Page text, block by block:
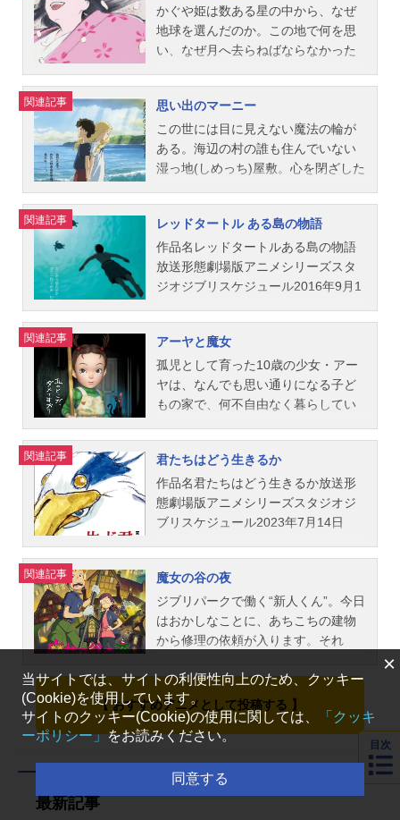
羽圭子音楽：寺嶋民哉プロデューサ
ー：鈴木敏夫作画演出：山下...
ケジュール2008年7月19日（土）キ
ャストポニョ：奈良柚莉愛（神月柚
莉愛）宗介：土井洋輝リサ：山口智
レ：天海祐希フジモト：所ジョージ
婦人：柊瑠美ポニョのいもうと達：
矢野顕子トキ：吉行和子ヨシエ：奈
良岡朋子カヨ：左時枝クミコ：平岡
映美...
だったが、アリエッティは翔に姿を
見られてしまう。「おまえは、家族
を危険にさらしているんだぞ」アリ
がみんなそんなに危険だとは思わな
いわ」アリエッティは、生来の好奇
心と向こう見ずな性格も手伝って、
次第に翔に近づいて行く。アリエッ
ティの家族に大きな事件が迫ってい
びゆく種族なのか!?作品名借りぐら
しのアリエッティ放送形態劇場版ア
ニメシリーズスタジオジブリスケジ
ュール2010年7月17日（土）【4...
争が起きていた。古いけれど、歴史
と思い出のつまった文化部部室の建
物、通称カルチェラタン。それを取
な事件の中で、海と俊は出会う。俊
はその建物を守ろうと学生たちに訴
える。海はその建物の良さを知って
もらおうと大掃除を提案する。徐々
に惹かれ合うふたりに、ある試練が
ら、はっきりそう言って」「俺たち
は兄妹ってことだ」「どうすればい
いの？」自分たちは兄妹かもしれな
い。それでも、ふたりは現実から逃
げずにまっすぐに進む。そして、戦
どう出会い、愛し、生きたかを知っ
ていく。そんな中で、ふたりが見出
した未来とは——。作品名コクリコ
坂から放送形態劇場版アニメシリー
ズス...
な時代をどう生きたのか？イタリア
のカプローニへの時空を超えた尊敬
と友情、後に神話と化した零戦の誕
別れ。この映画は、実在の人物、堀
越二郎の半生を描く──。堀越二郎と
堀辰雄に敬意を込めて。生きねば。
作品名風立ちぬ放送形態劇場版アニ
メシリーズスタジオジブリスケジュ
堀越二郎：庵野秀明里見菜穂子：瀧
本美織本庄：西島秀俊黒川：西村雅
彦カストルプ：スティーブン・アル
パート里見：風間杜夫二郎の母：竹
下景子堀越加代：志田未来服部：國
ニ：野村萬斎スタッフ監督：宮崎駿
脚本：宮崎駿音楽：久石譲主題歌
「ひこうき雲」荒井由実公開開始年
＆季節2013アニメ映画(C)2013二馬
力・GNDHDDTK『風立ちぬ』公式サ
かぐや姫は数ある星の中から、なぜ
地球を選んだのか。この地で何を思
い、なぜ月へ去らねばならなかった
て、罰とはいったい何だったのか―
―。作品名かぐや姫の物語放送形態
劇場版アニメシリーズスタジオジブ
リスケジュール2013年11月23日
（土）キャストかぐや姫：朝倉あき
裕司媼：宮本信子相模：高畑淳子女
童：田畑智子斎部秋田：立川志の輔
石作皇子：上川隆也阿部右大臣：伊
集院光大伴大納言：宇崎竜童石上中
納言：古城環御門：中村七之助車持
きの老人：仲代達矢スタッフ原案・
脚本・監督：高畑勲プロデューサ
ー：西村義明製作：氏家齊一郎製作
名代：大久保好男企画：鈴木敏夫原
作：『竹取物語』脚本：坂口理子音
督：小西賢一主題歌「いのちの記
憶」二階堂和美公開開始年＆季節201
3アニメ映画(C)2013畑事務所・GND
HDDTK『かぐや姫の物語』公式サイ
ト 「かぐや姫の物語」のグッズを探
関連記事
思い出のマーニー
この世には目に見えない魔法の輪が
ある。海辺の村の誰も住んでいない
湿っ地(しめっち)屋敷。心を閉ざした
窓に閉じ込められた金髪の少女・マ
ーニーだった。「わたしたちのこと
は秘密よ、永久に。」杏奈の身に
次々と起こる不思議な出来事。時を
越えた舞踏会。告白の森。崖の上の
の思い出が結ばれるとき、杏奈は思
いがけない“まるごとの愛”に包まれて
いく。あの入江で、わたしはあなた
を待っている。永久に――。あなた
のことが大すき。作品名思い出のマ
ズスタジオジブリスケジュール2014
年7月19日（土）キャスト杏奈：高月
彩良マーニー：有村架純頼子：松嶋
菜々子大岩清正：寺島進大岩セツ：
根岸季衣老婦人：森山良子ばあや：
スタッフ脚本・監督：米林宏昌プロ
デューサー：西村義明原作：ジョー
ン・Ｇ・ロビンソン 「思い出のマ
ーニー」（松野正子訳／岩波少年文
庫刊）脚本：丹羽圭子 安藤雅司
／徳間ジャパンコミュニケーション
ズ）公開開始年＆季節2014アニメ映
画(C)2014GNDHDDTK『思い出のマ
ーニー』公式サイト 「思い...
関連記事
レッドタートル ある島の物語
作品名レッドタートルある島の物語
放送形態劇場版アニメシリーズスタ
ジオジブリスケジュール2016年9月1
作：マイケル・デュドク・ドゥ・ヴ
ィット脚本：パスカル・フェラン製
作：鈴木敏夫 ヴァンサン・マラヴ
ァル パスカル・コシュトゥ グレ
ゴワール・ソルラ ベアトリス・モ
ューサー：高畑勲製作総指揮：ヴァ
レリー・シェルマン クリストフ・
ヤンコヴィッチプロダクションマネ
ージャー：タンギー・オリヴィエス
トーリーボード：マイケル・デュド
ヌ・ケレピキス音楽：ローラン・ペ
レス・デル・マールキャラクター開
発：マイケル・デュドク・ドゥ・ヴ
ィット エマ・マッキャン トニ・
マンギュアル・リヨベット カロリ
デュドク・ドゥ・ヴィット ジュリ
アン・ドゥ・マンアニメーションス
ーパーバイザー：ジャン＝クリスト
フ・リーレイアウトスーパーバイザ
ーバイザー：ジュリアン・ドゥ・マ
ンコンポジットスーパーバイザー：
関連記事
アーヤと魔女
孤児として育った10歳の少女・アー
ヤは、なんでも思い通りになる子ど
もの家で、何不自由なく暮らしてい
のは、ベラ・ヤーガと名乗るド派手
な女と、マンドレークという長身男
の怪しげな二人組。アーヤは、彼ら
の家に引き取られることになる。
「わたしは魔女だよ。あんたをつれ
らだ」「おばさんが私に魔法を教え
てくれるなら、おばさんの助手にな
ってあげる」魔法を教えてもらうこ
とを条件に、ベラ・ヤーガの助手と
して働き始めるアーヤ。でも、こき
教えてもらえない。生まれてはじめ
てまわりが自分の思い通りにならな
いアーヤは、魔法の秘密を知る使い
魔の黒猫・トーマスの力を借り、反
ですか？作品名アーヤと魔女放送形
態TVアニメシリーズスタジオジブリ
関連記事
君たちはどう生きるか
作品名君たちはどう生きるか放送形
態劇場版アニメシリーズスタジオジ
ブリスケジュール2023年7月14日
一：木村拓哉久子・夏子：木村佳乃
サギ男：菅田将暉ヒミ：あいみょん
キリコ：柴咲コウ老いたペリカン：
小林薫大伯父：火野正平インコ大
王：國村隼あいこ：大竹しのぶいず
りこ：阿川佐和子スタッフ原作・脚
本・監督：宮崎駿製作：スタジオジ
ブリ配給：東宝主題歌「地球儀」米
津玄師公開開始年＆季節2023アニメ
どう生きるか』作品ページ 「君たち
はどう生きるか」のグッズを探す
関連記事
魔女の谷の夜
ジブリパークで働く“新人くん”。今日
はおかしなことに、あちこちの建物
から修理の依頼が入ります。それ
口から水が噴き出したり、不思議な
ことまで起こって。「何かいろいろ
変なんすよ！」ビビりまくる新人く
んですが、先輩のキクエさんは聞く
時、はじめての夜番に魔女の谷へと
向かった新人くん。そこには、マン
【 おすすめアニメとして投稿する 】
最新記事
目次
×
当サイトでは、サイトの利便性向上のため、クッキー
(Cookie)を使用しています。
サイトのクッキー(Cookie)の使用に関しては、
「クッキ
ーポリシー」をお読みください。
同意する